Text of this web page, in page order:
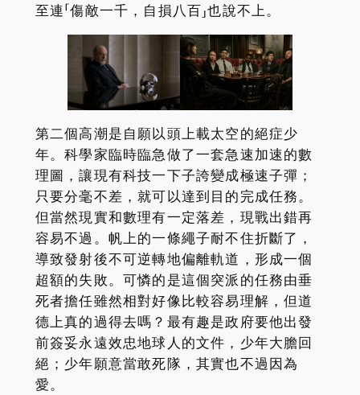
至連「傷敵一千，自損八百」也說不上。
第二個高潮是自願以頭上載太空的絕症少
年。科學家臨時臨急做了一套急速加速的數
理圖，讓現有科技一下子誇變成極速子彈；
只要分毫不差，就可以達到目的完成任務。
但當然現實和數理有一定落差，現戰出錯再
容易不過。帆上的一條繩子耐不住折斷了，
導致發射後不可逆轉地偏離軌道，形成一個
超額的失敗。可憐的是這個突派的任務由垂
死者擔任雖然相對好像比較容易理解，但道
德上真的過得去嗎？最有趣是政府要他出發
前簽妥永遠效忠地球人的文件，少年大膽回
絕；少年願意當敢死隊，其實也不過因為
愛。